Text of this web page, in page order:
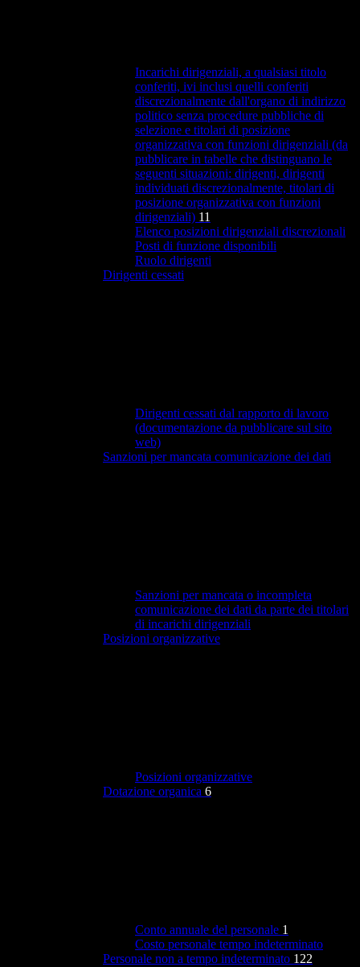
Incarichi dirigenziali, a qualsiasi titolo
conferiti, ivi inclusi quelli conferiti
discrezionalmente dall'organo di indirizzo
politico senza procedure pubbliche di
selezione e titolari di posizione
organizzativa con funzioni dirigenziali (da
pubblicare in tabelle che distinguano le
seguenti situazioni: dirigenti, dirigenti
individuati discrezionalmente, titolari di
posizione organizzativa con funzioni
dirigenziali) 11
Elenco posizioni dirigenziali discrezionali
Posti di funzione disponibili
Ruolo dirigenti
Dirigenti cessati
Dirigenti cessati dal rapporto di lavoro
(documentazione da pubblicare sul sito
web)
Sanzioni per mancata comunicazione dei dati
Sanzioni per mancata o incompleta
comunicazione dei dati da parte dei titolari
di incarichi dirigenziali
Posizioni organizzative
Posizioni organizzative
Dotazione organica 6
Conto annuale del personale 1
Costo personale tempo indeterminato
Personale non a tempo indeterminato 122